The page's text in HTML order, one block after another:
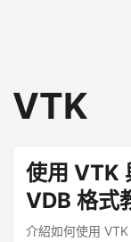
VTK
使用 VTK
VDB 格式
介紹如何使用